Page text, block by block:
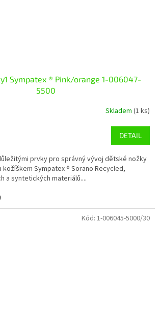
Sympatex ® Pink/orange 1-006047-
5500
Skladem (1 ks)
DETAIL
prvky pro správný vývoj dětské nožky
Sympatex ® Sorano Recycled,
a syntetických materiálů....
Kód: 1-006045-5000/30